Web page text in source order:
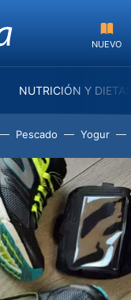
NUEVO
NUTRICIÓN Y
Pescado Yogur